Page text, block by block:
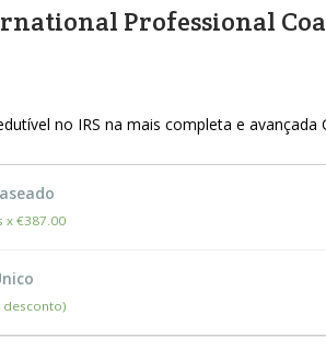
Professional
no IRS na mais completa e avançada
x €387.00
desconto)